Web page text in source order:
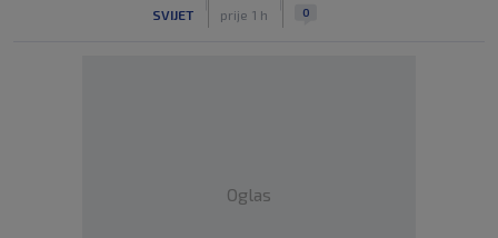
SVIJET prije 1 h 0
Oglas